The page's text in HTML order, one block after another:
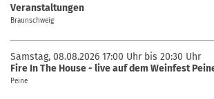
Veranstaltungen
Braunschweig
Samstag, 08.08.2026 17:00 Uhr bis 20:30 Uhr
Fire In The House - live auf dem Weinfest
Peine